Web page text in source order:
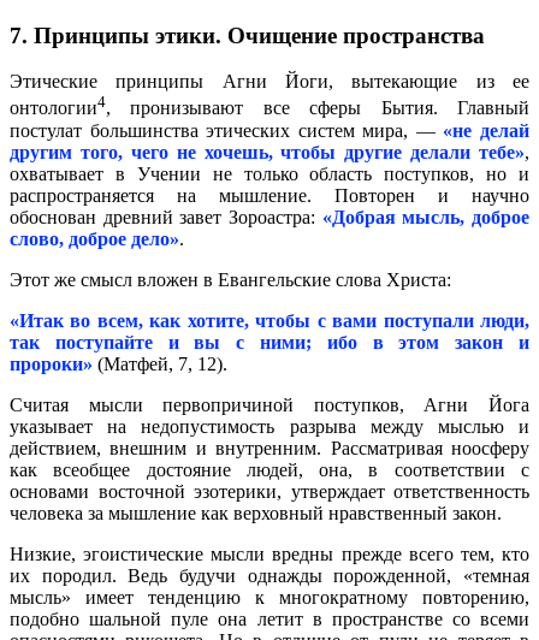
7. Принципы этики. Очищение пространства
Этические принципы Агни Йоги, вытекающие из ее
онтологии4, пронизывают все сферы Бытия. Главный
постулат большинства этических систем мира, — «не делай
другим того, чего не хочешь, чтобы другие делали тебе»,
охватывает в Учении не только область поступков, но и
распространяется на мышление. Повторен и научно
обоснован древний завет Зороастра: «Добрая мысль, доброе
слово, доброе дело».
Этот же смысл вложен в Евангельские слова Христа:
«Итак во всем, как хотите, чтобы с вами поступали люди,
так поступайте и вы с ними; ибо в этом закон и
пророки» (Матфей, 7, 12).
Считая мысли первопричиной поступков, Агни Йога
указывает на недопустимость разрыва между мыслью и
действием, внешним и внутренним. Рассматривая ноосферу
как всеобщее достояние людей, она, в соответствии с
основами восточной эзотерики, утверждает ответственность
человека за мышление как верховный нравственный закон.
Низкие, эгоистические мысли вредны прежде всего тем, кто
их породил. Ведь будучи однажды порожденной, «темная
мысль» имеет тенденцию к многократному повторению,
подобно шальной пуле она летит в пространстве со всеми